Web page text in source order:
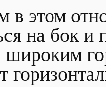
этом
на бок и
широким